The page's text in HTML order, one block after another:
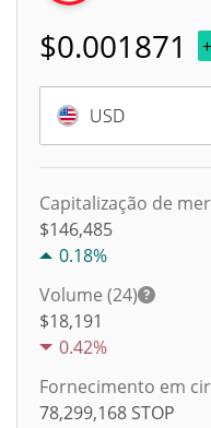
$0.001871
USD
Capitalização de
$146,485
0.18%
Volume (24)
$18,191
0.42%
Fornecimento em
78,299,168 STOP